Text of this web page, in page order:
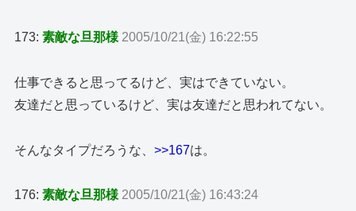
173:素敵な旦那様 2005/10/21(金) 16:22:55
仕事できると思ってるけど、実はできていない。
友達だと思っているけど、実は友達だと思われてない。
そんなタイプだろうな、>>167は。
176:素敵な旦那様 2005/10/21(金) 16:43:24